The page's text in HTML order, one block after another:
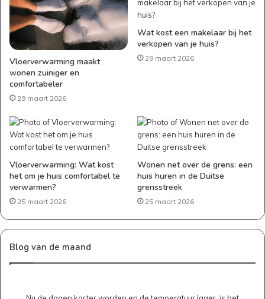
Vloerverwarming maakt
wonen zuiniger en
comfortabeler
29 maart 2026
Wat kost een makelaar bij het
verkopen van je huis?
29 maart 2026
Vloerverwarming: Wat kost
het om je huis comfortabel te
verwarmen?
25 maart 2026
Wonen net over de grens: een
huis huren in de Duitse
grensstreek
25 maart 2026
Blog van de maand